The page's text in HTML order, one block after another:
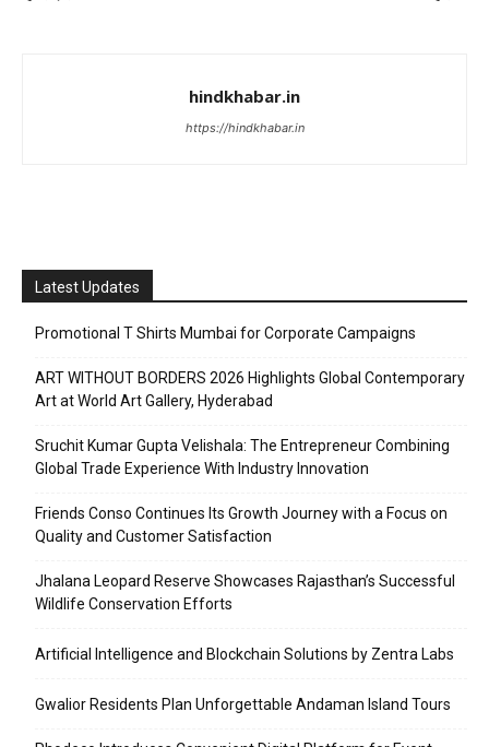
hindkhabar.in
https://hindkhabar.in
Latest Updates
Promotional T Shirts Mumbai for Corporate Campaigns
ART WITHOUT BORDERS 2026 Highlights Global Contemporary
Art at World Art Gallery, Hyderabad
Sruchit Kumar Gupta Velishala: The Entrepreneur Combining
Global Trade Experience With Industry Innovation
Friends Conso Continues Its Growth Journey with a Focus on
Quality and Customer Satisfaction
Jhalana Leopard Reserve Showcases Rajasthan’s Successful
Wildlife Conservation Efforts
Artificial Intelligence and Blockchain Solutions by Zentra Labs
Gwalior Residents Plan Unforgettable Andaman Island Tours